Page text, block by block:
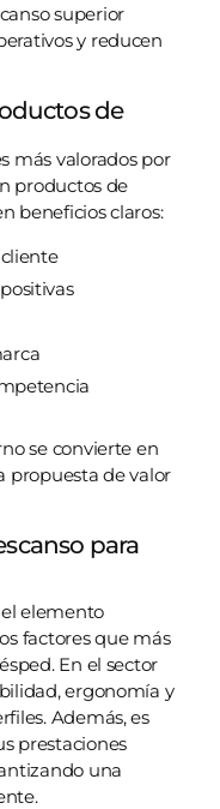
superior
y reducen
de
más valorados por
productos de
beneficios claros:
se convierte en
propuesta de valor
para
elemento
factores que más
En el sector
ergonomía y
Además, es
prestaciones
una